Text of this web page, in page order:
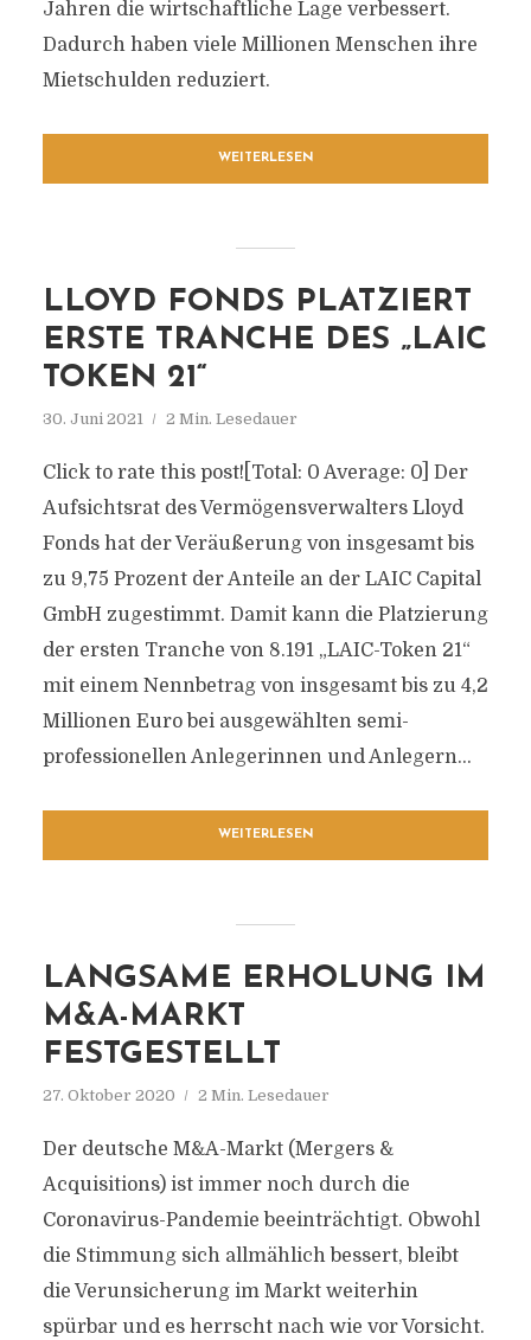
Jahren die wirtschaftliche Lage verbessert.
Dadurch haben viele Millionen Menschen ihre
Mietschulden reduziert.
WEITERLESEN
LLOYD FONDS PLATZIERT
ERSTE TRANCHE DES „LAIC
TOKEN 21“
30. Juni 2021 2 Min. Lesedauer
Click to rate this post![Total: 0 Average: 0] Der
Aufsichtsrat des Vermögensverwalters Lloyd
Fonds hat der Veräußerung von insgesamt bis
zu 9,75 Prozent der Anteile an der LAIC Capital
GmbH zugestimmt. Damit kann die Platzierung
der ersten Tranche von 8.191 „LAIC-Token 21“
mit einem Nennbetrag von insgesamt bis zu 4,2
Millionen Euro bei ausgewählten semi-
professionellen Anlegerinnen und Anlegern...
WEITERLESEN
LANGSAME ERHOLUNG IM
M&A-MARKT
FESTGESTELLT
27. Oktober 2020 2 Min. Lesedauer
Der deutsche M&A-Markt (Mergers &
Acquisitions) ist immer noch durch die
Coronavirus-Pandemie beeinträchtigt. Obwohl
die Stimmung sich allmählich bessert, bleibt
die Verunsicherung im Markt weiterhin
spürbar und es herrscht nach wie vor Vorsicht.